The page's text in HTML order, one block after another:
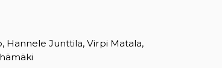
Hannele Junttila, Virpi Matala,